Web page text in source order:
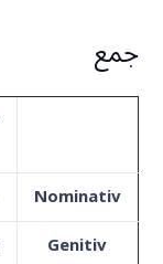
جمع
Nominativ
Genitiv